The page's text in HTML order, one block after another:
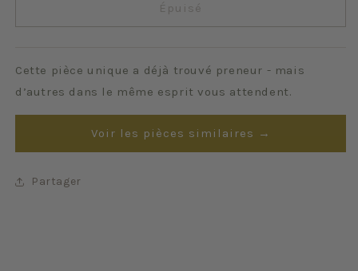
de
plat)
de
plat)
Épuisé
Cette pièce unique a déjà trouvé preneur - mais
d’autres dans le même esprit vous attendent.
Voir les pièces similaires →
Partager